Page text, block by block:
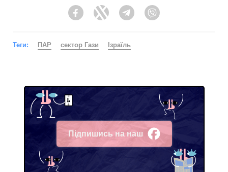
FacebookTwitter Telegram
Теги: ПАР сектор Гази Ізраїль
Підпишись на наш
Facebook